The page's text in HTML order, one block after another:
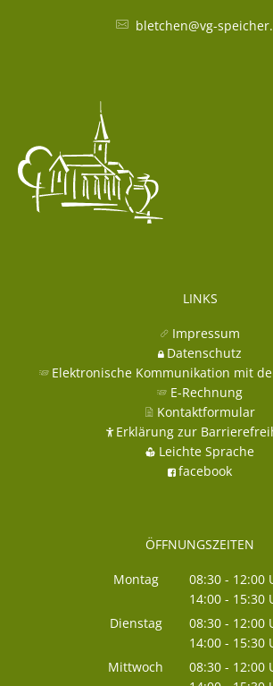
bletchen@vg-
LINKS
Impressum
Datenschutz
Elektronische Kommunikation mit
E-Rechnung
Kontaktformular
Erklärung zur
Leichte Sprache
facebook
ÖFFNUNGSZEITEN
Montag 08:30 - 12:00
Von
14:00 - 15:30
Von
Dienstag 08:30 - 12:00
Von
14:00 - 15:30
Von
Mittwoch 08:30 - 12:00